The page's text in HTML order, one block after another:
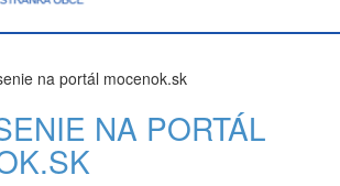
na portál mocenok.sk
NA PORTÁL